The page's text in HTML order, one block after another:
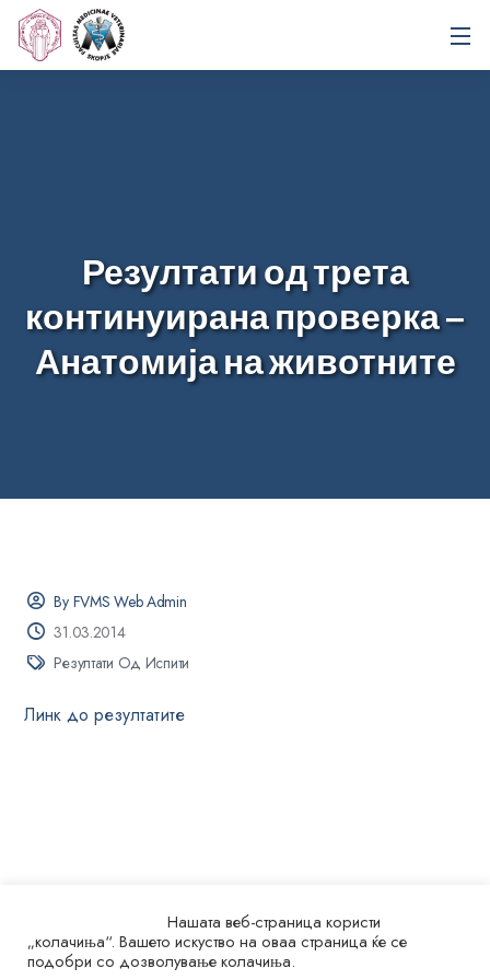
Резултати од трета
континуирана проверка –
Анатомија на животните
By FVMS Web Admin
31.03.2014
Резултати Од Испити
Линк до резултатите
© 2026.Универзитет „Св. Кирил и Методиј“ во Скопје
Нашата веб-страница користи
„колачиња“. Вашето искуство на оваа страница ќе се
подобри со дозволување колачиња.